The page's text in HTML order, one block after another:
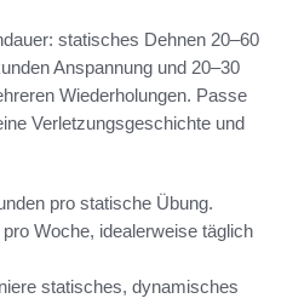
statisches Dehnen 20–60
Anspannung und 20–30
Wiederholungen. Passe
Verletzungsgeschichte und
pro statische Übung.
Woche, idealerweise täglich
statisches, dynamisches